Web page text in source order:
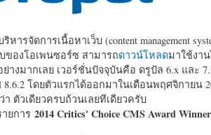
ารจัดการเนื้อหาเว็บ (content management
ของโอเพนซอร์ซ สามารถดาวน์โหลดมาใช้งา
างมากเลย เวอร์ชั่นปัจจุบันคือ ดรูปัล 6.x และ
8.6.2 โดยตัวแรกได้ออกมาในเดือนพฤศจิกายน
า ตัวเดียวครบถ้วนเลยทีเดียวครับ
การ 2014 Critics' Choice CMS Award